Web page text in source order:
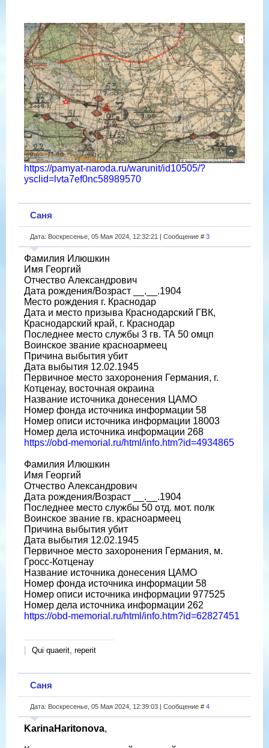
https://pamyat-naroda.ru/warunit/id10505/?
ysclid=lvta7ef0nc58989570
Саня
Дата: Воскресенье, 05 Мая 2024, 12:32:21 | Сообщение # 3
Фамилия Илюшкин
Имя Георгий
Отчество Александрович
Дата рождения/Возраст __.__.1904
Место рождения г. Краснодар
Дата и место призыва Краснодарский ГВК,
Краснодарский край, г. Краснодар
Последнее место службы 3 гв. ТА 50 омцп
Воинское звание красноармеец
Причина выбытия убит
Дата выбытия 12.02.1945
Первичное место захоронения Германия, г.
Котценау, восточная окраина
Название источника донесения ЦАМО
Номер фонда источника информации 58
Номер описи источника информации 18003
Номер дела источника информации 268
https://obd-memorial.ru/html/info.htm?id=4934865
Фамилия Илюшкин
Имя Георгий
Отчество Александрович
Дата рождения/Возраст __.__.1904
Последнее место службы 50 отд. мот. полк
Воинское звание гв. красноармеец
Причина выбытия убит
Дата выбытия 12.02.1945
Первичное место захоронения Германия, м.
Гросс-Котценау
Название источника донесения ЦАМО
Номер фонда источника информации 58
Номер описи источника информации 977525
Номер дела источника информации 262
https://obd-memorial.ru/html/info.htm?id=62827451
Qui quaerit, reperit
Саня
Дата: Воскресенье, 05 Мая 2024, 12:39:03 | Сообщение # 4
KarinaHaritonova,